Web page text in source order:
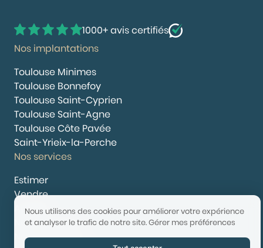
1000+ avis certifiés
Nos implantations
Toulouse Minimes
Toulouse Bonnefoy
Toulouse Saint-Cyprien
Toulouse Saint-Agne
Toulouse Côte Pavée
Saint-Yrieix-la-Perche
Nos services
Estimer
Vendre
Acheter
Nous rejoindre
Nous contacter
Nous utilisons des cookies pour améliorer votre expérience
et analyser le trafic de notre site.Gérer mes préférences